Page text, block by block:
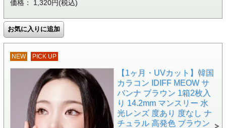
価格： 1,320円(税込)
NEW PICK UP
【1ヶ月・UVカット】韓国
カラコン IDIFF MEOW サ
バンナ ブラウン 1箱2枚入
り 14.2mm マンスリー 水
光レンズ 度あり 度なし ナ
チュラル 高発色 ブラウン